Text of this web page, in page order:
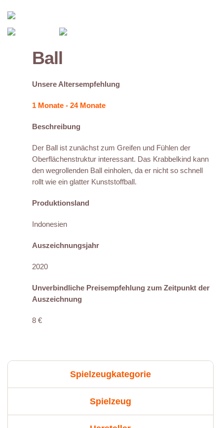
Ball
Unsere Altersempfehlung
1 Monate - 24 Monate
Beschreibung
Der Ball ist zunächst zum Greifen und Fühlen der
Oberflächenstruktur interessant. Das Krabbelkind kann
den wegrollenden Ball einholen, da er nicht so schnell
rollt wie ein glatter Kunststoffball.
Produktionsland
Indonesien
Auszeichnungsjahr
2020
Unverbindliche Preisempfehlung zum Zeitpunkt der
Auszeichnung
8 €
Spielzeugkategorie
Spielzeug